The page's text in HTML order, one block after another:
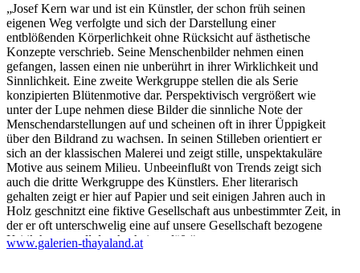
„Josef Kern war und ist ein Künstler, der schon früh seinen
eigenen Weg verfolgte und sich der Darstellung einer
entblößenden Körperlichkeit ohne Rücksicht auf ästhetische
Konzepte verschrieb. Seine Menschenbilder nehmen einen
gefangen, lassen einen nie unberührt in ihrer Wirklichkeit und
Sinnlichkeit. Eine zweite Werkgruppe stellen die als Serie
konzipierten Blütenmotive dar. Perspektivisch vergrößert wie
unter der Lupe nehmen diese Bilder die sinnliche Note der
Menschendarstellungen auf und scheinen oft in ihrer Üppigkeit
über den Bildrand zu wachsen. In seinen Stilleben orientiert er
sich an der klassischen Malerei und zeigt stille, unspektakuläre
Motive aus seinem Milieu. Unbeeinflußt von Trends zeigt sich
auch die dritte Werkgruppe des Künstlers. Eher literarisch
gehalten zeigt er hier auf Papier und seit einigen Jahren auch in
Holz geschnitzt eine fiktive Gesellschaft aus unbestimmter Zeit, in
der er oft unterschwelig eine auf unsere Gesellschaft bezogene
Kritik humorvoll durchscheinen läßt“
– Johanna Hofleitner, Kunstkritikerin
www.galerien-thayaland.at